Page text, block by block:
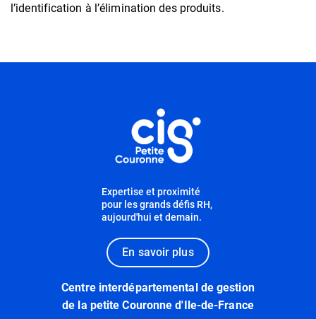
l’identification à l’élimination des produits.
Expertise et proximité
pour les grands défis RH,
aujourd'hui et demain.
En savoir plus
Centre interdépartemental de gestion
de la petite Couronne d'Ile-de-France